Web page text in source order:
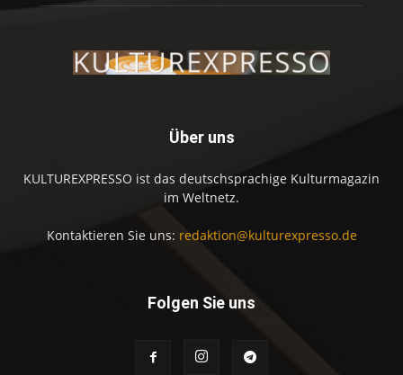
Über uns
KULTUREXPRESSO ist das deutschsprachige Kulturmagazin
im Weltnetz.
Kontaktieren Sie uns: redaktion@kulturexpresso.de
Folgen Sie uns